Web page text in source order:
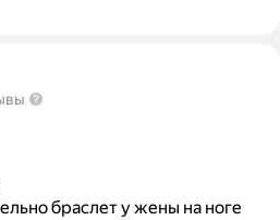
браслет у жены на ноге